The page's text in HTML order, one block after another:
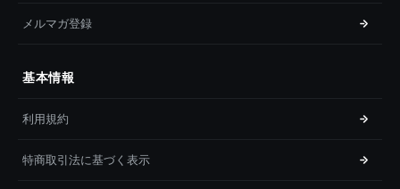
メルマガ登録
基本情報
利用規約
特商取引法に基づく表示